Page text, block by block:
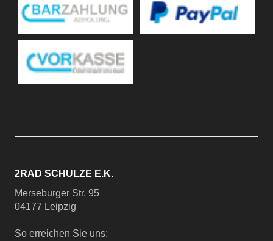
2RAD SCHULZE E.K.
Merseburger Str. 95
04177 Leipzig
So erreichen Sie uns: